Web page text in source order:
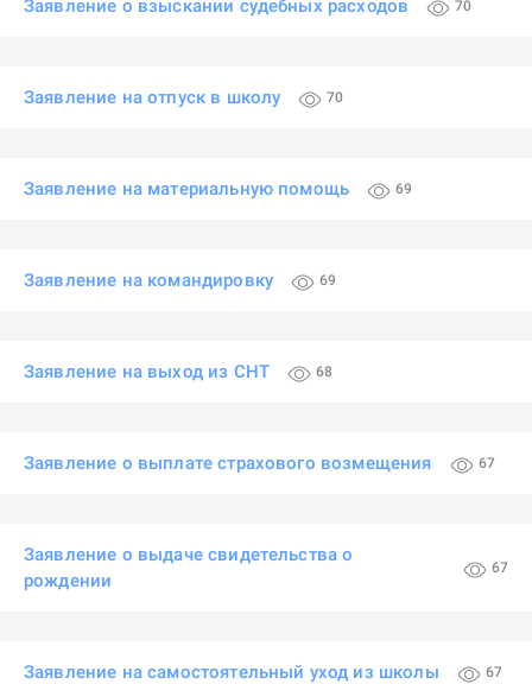
Заявление о взыскании судебных расходов 70
Заявление на отпуск в школу 70
Заявление на материальную помощь 69
Заявление на командировку 69
Заявление на выход из СНТ 68
Заявление о выплате страхового возмещения 67
Заявление о выдаче свидетельства о
рождении
67
Заявление на самостоятельный уход из школы 67